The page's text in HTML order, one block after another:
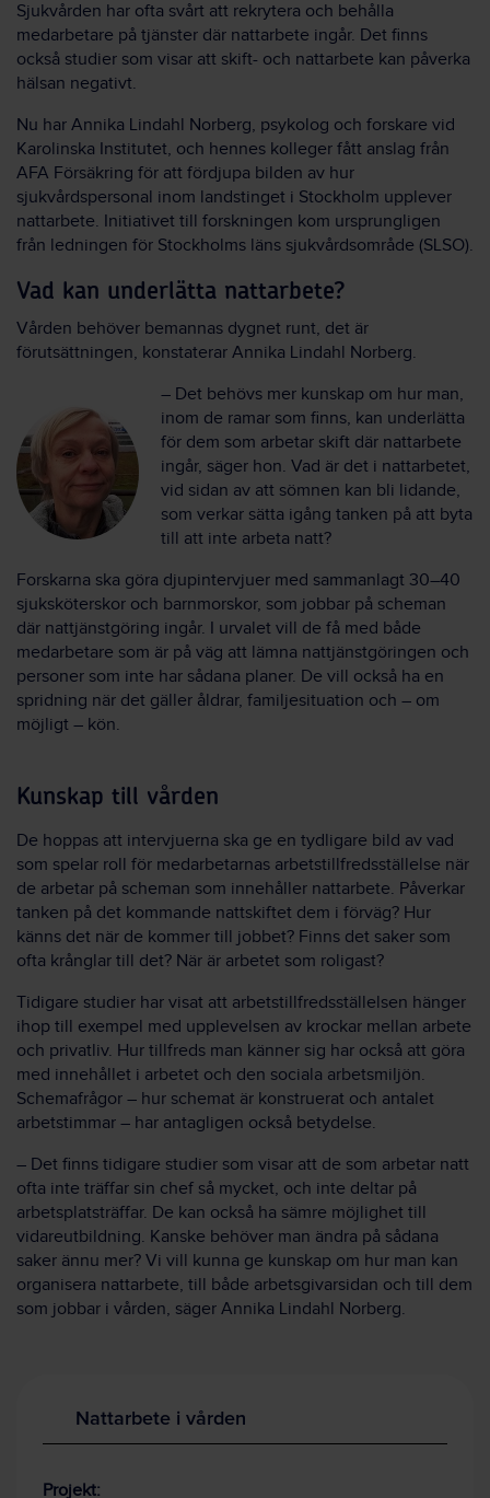
Sjukvården har ofta svårt att rekrytera och behålla
medarbetare på tjänster där nattarbete ingår. Det finns
också studier som visar att skift- och nattarbete kan påverka
hälsan negativt.
Nu har Annika Lindahl Norberg, psykolog och forskare vid
Karolinska Institutet, och hennes kolleger fått anslag från
AFA Försäkring för att fördjupa bilden av hur
sjukvårdspersonal inom landstinget i Stockholm upplever
nattarbete. Initiativet till forskningen kom ursprungligen
från ledningen för Stockholms läns sjukvårdsområde (SLSO).
Vad kan underlätta nattarbete?
Vården behöver bemannas dygnet runt, det är
förutsättningen, konstaterar Annika Lindahl Norberg.
– Det behövs mer kunskap om hur man,
inom de ramar som finns, kan underlätta
för dem som arbetar skift där nattarbete
ingår, säger hon. Vad är det i nattarbetet,
vid sidan av att sömnen kan bli lidande,
som verkar sätta igång tanken på att byta
till att inte arbeta natt?
Forskarna ska göra djupintervjuer med sammanlagt 30–40
sjuksköterskor och barnmorskor, som jobbar på scheman
där nattjänstgöring ingår. I urvalet vill de få med både
medarbetare som är på väg att lämna nattjänstgöringen och
personer som inte har sådana planer. De vill också ha en
spridning när det gäller åldrar, familjesituation och – om
möjligt – kön.
Kunskap till vården
De hoppas att intervjuerna ska ge en tydligare bild av vad
som spelar roll för medarbetarnas arbetstillfredsställelse när
de arbetar på scheman som innehåller nattarbete. Påverkar
tanken på det kommande nattskiftet dem i förväg? Hur
känns det när de kommer till jobbet? Finns det saker som
ofta krånglar till det? När är arbetet som roligast?
Tidigare studier har visat att arbetstillfredsställelsen hänger
ihop till exempel med upplevelsen av krockar mellan arbete
och privatliv. Hur tillfreds man känner sig har också att göra
med innehållet i arbetet och den sociala arbetsmiljön.
Schemafrågor – hur schemat är konstruerat och antalet
arbetstimmar – har antagligen också betydelse.
– Det finns tidigare studier som visar att de som arbetar natt
ofta inte träffar sin chef så mycket, och inte deltar på
arbetsplatsträffar. De kan också ha sämre möjlighet till
vidareutbildning. Kanske behöver man ändra på sådana
saker ännu mer? Vi vill kunna ge kunskap om hur man kan
organisera nattarbete, till både arbetsgivarsidan och till dem
som jobbar i vården, säger Annika Lindahl Norberg.
Nattarbete i vården
Projekt: